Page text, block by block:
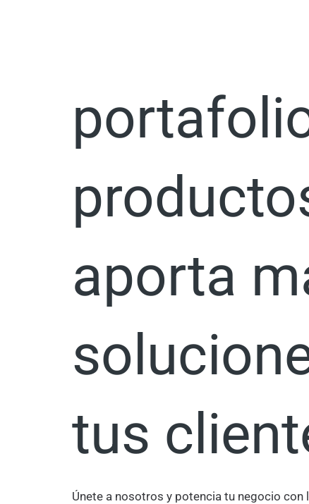
aporta
tus
Únete a nosotros y potencia tu negocio con